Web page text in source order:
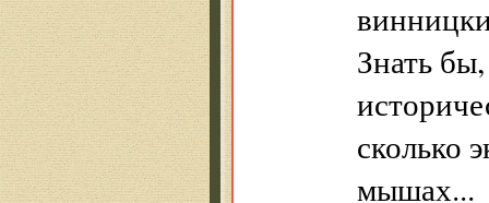
Знать
сколько
мышах...